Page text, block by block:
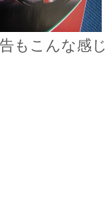
もこんな感